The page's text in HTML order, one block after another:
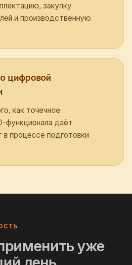
закупку
и производственную
цифровой
как точечное
функционала даёт
процессе подготовки
уже